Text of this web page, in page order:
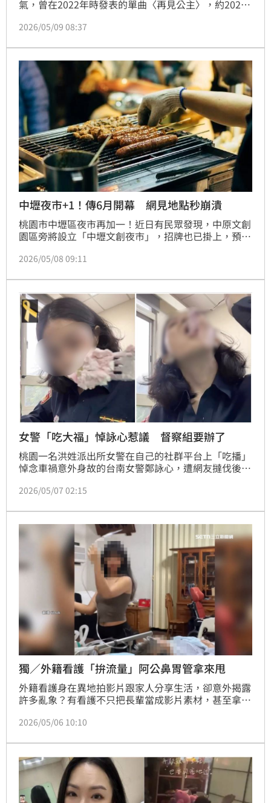
氣，曾在2022年時發表的單曲〈再見公主〉，約2023
亞洲流行天王周杰倫，成為華語歌手霸主，粉絲數僅次
IG（Instagram）上爆出大規模的停權潮，擁有超過千
萬追蹤者的她，被發現粉絲人數突然減少超過百萬，再
度引發粉絲質疑她「買粉」。蔡維歆
2026/05/09 08:37
中壢夜市+1！傳6月開幕 網見地點秒崩潰
桃園市中壢區夜市再加一！近日有民眾發現，中原文創
園區旁將設立「中壢文創夜市」，招牌也已掛上，預計
市，但在地人也擔憂週邊塞車和夜市同質性的問題，
文創是怎樣」。
2026/05/08 09:11
女警「吃大福」悼詠心惹議 督察組要辦了
桃園一名洪姓派出所女警在自己的社群平台上「吃播」
悼念車禍意外身故的台南女警鄭詠心，遭網友撻伐後刪
「應網友要求」。對於洪女引發的爭議，桃園分局今日
處。
2026/05/07 02:15
獨／外籍看護「拚流量」阿公鼻胃管拿來甩
外籍看護身在異地拍影片跟家人分享生活，卻意外揭露
許多亂象？有看護不只把長輩當成影片素材，甚至拿鼻
輩肩膀當手機支架、把助行器套在老爺爺身上，這也讓
2026/05/06 10:10